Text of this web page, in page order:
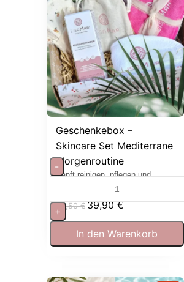
Geschenkebox –
Skincare Set Mediterrane
Morgenroutine
Sanft reinigen, pflegen und
53,50€ 39,90€
-
+
In den Warenkorb